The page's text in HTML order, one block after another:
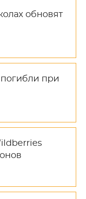
обновят
при